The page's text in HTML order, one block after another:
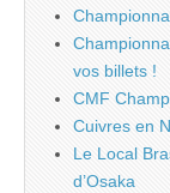
vos billets !
CMF
Cuivres en
Le Local
d’Osaka